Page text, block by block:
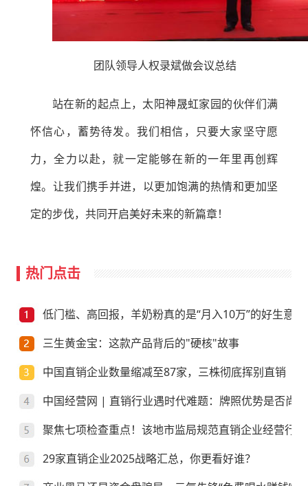
团队领导人权录斌做会议总结
站在新的起点上，太阳神晟虹家园的伙伴们满
怀信心，蓄势待发。我们相信，只要大家坚守愿
力，全力以赴，就一定能够在新的一年里再创辉
煌。让我们携手并进，以更加饱满的热情和更加坚
定的步伐，共同开启美好未来的新篇章！
热门点击
低门槛、高回报，羊奶粉真的是“月入10万”的好生意？
三生黄金宝：这款产品背后的"硬核"故事
中国直销企业数量缩减至87家，三株彻底挥别直销
中国经营网 | 直销行业遇时代难题：牌照优势是否尚存
聚焦七项检查重点！该地市监局规范直销企业经营行为
29家直销企业2025战略汇总，你更看好谁？